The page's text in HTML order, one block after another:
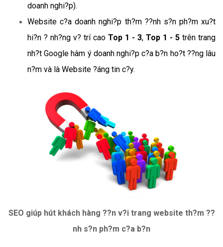
doanh nghi?p).
Website c?a doanh nghi?p th?m ??nh s?n ph?m xu?t
hi?n ? nh?ng v? trí cao Top 1 - 3, Top 1 - 5 trên trang
nh?t Google hàm ý doanh nghi?p c?a b?n ho?t ??ng lâu
n?m và là Website ?áng tin c?y.
SEO giúp hút khách hàng ??n v?i trang website th?m ??
nh s?n ph?m c?a b?n